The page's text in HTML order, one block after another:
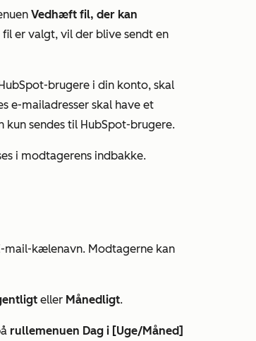
Vedhæft fil, der kan
fil er valgt, vil der blive sendt en
brugere i din konto, skal
e-mailadresser skal have et
sendes til HubSpot-brugere.
i modtagerens indbakke.
mail-kælenavn. Modtagerne kan
eller Månedligt.
rullemenuen Dag i [Uge/Måned]